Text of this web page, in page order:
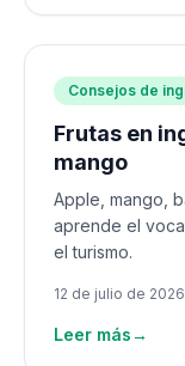
Consejos de
Frutas en
mango
Apple, mango,
aprende el
el turismo.
12 de julio de 2026
Leer más→